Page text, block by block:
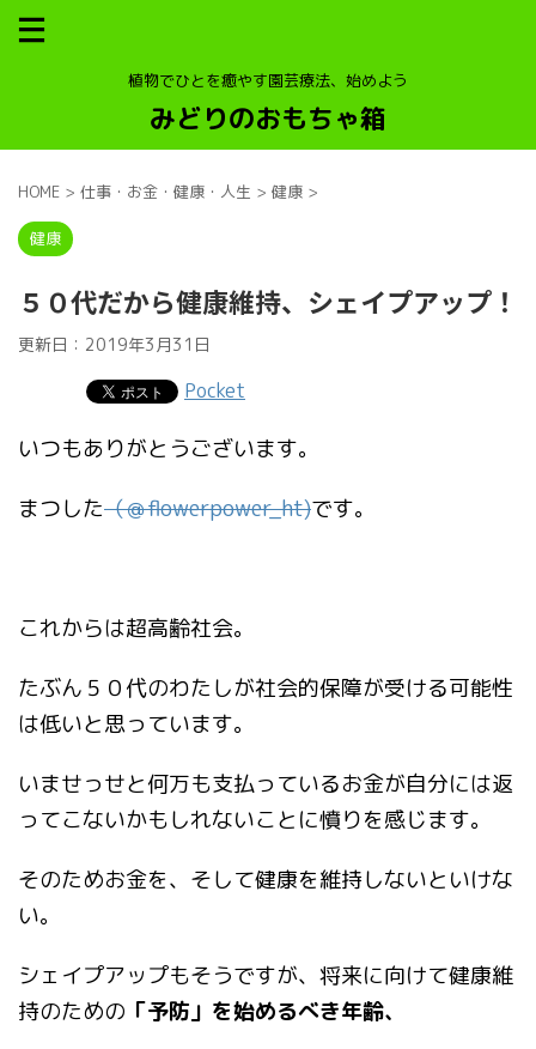
植物でひとを癒やす園芸療法、始めよう
みどりのおもちゃ箱
HOME > 仕事・お金・健康・人生 > 健康 >
健康
５０代だから健康維持、シェイプアップ！
更新日： 2019年3月31日
Pocket
いつもありがとうございます。
まつした（＠flowerpower_ht)です。
これからは超高齢社会。
たぶん５０代のわたしが社会的保障が受ける可能性
は低いと思っています。
いませっせと何万も支払っているお金が自分には返
ってこないかもしれないことに憤りを感じます。
そのためお金を、そして健康を維持しないといけな
い。
シェイプアップもそうですが、将来に向けて健康維
持のための 「予防」を始めるべき年齢、